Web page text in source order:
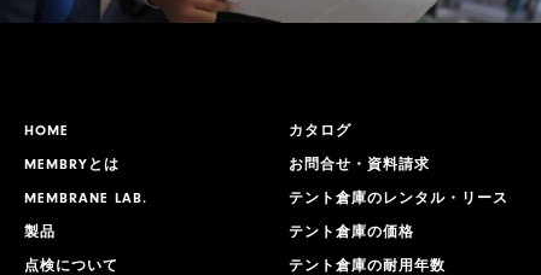
HOME
MEMBRYとは
MEMBRANE LAB.
製品
点検について
カタログ
お問合せ・資料請求
テント倉庫のレンタル・リース
テント倉庫の価格
テント倉庫の耐用年数